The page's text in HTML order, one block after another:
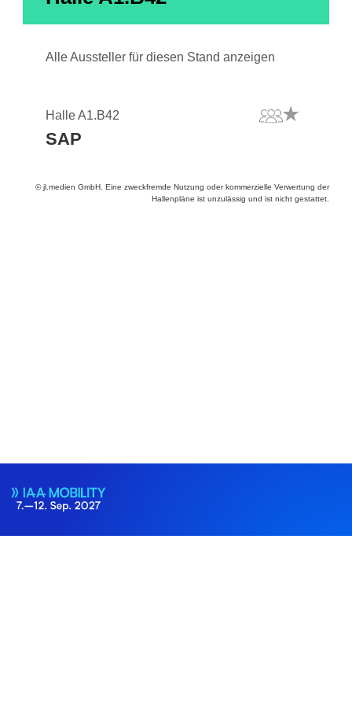
Alle Aussteller für diesen Stand anzeigen
Halle A1.B42
SAP
© jl.medien GmbH. Eine zweckfremde Nutzung oder kommerzielle Verwertung der
Hallenpläne ist unzulässig und ist nicht gestattet.